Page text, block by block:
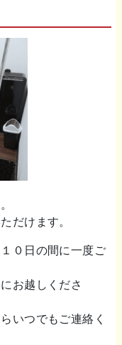
だけます。
０日の間に一度ご
お越しくださ
いつでもご連絡く